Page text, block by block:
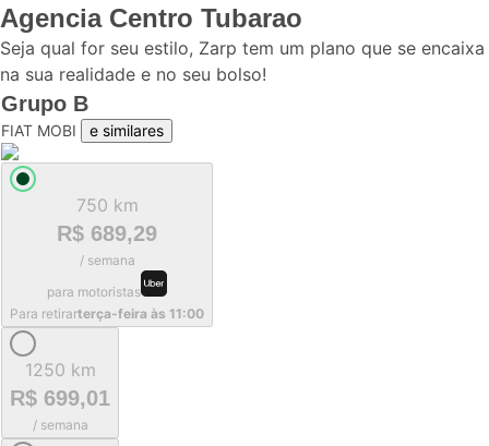
Agencia Centro Tubarao
Seja qual for seu estilo, Zarp tem um plano que se encaixa
na sua realidade e no seu bolso!
Grupo B
FIAT MOBI e similares
750 km
R$ 689,29
/ semana
para motoristas
Para retirarterça-feira às 11:00
1250 km
R$ 699,01
/ semana